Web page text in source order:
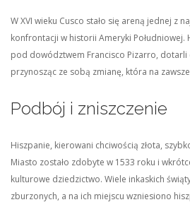
W XVI wieku Cusco stało się areną jednej z
konfrontacji w historii Ameryki Południowej.
pod dowództwem Francisco Pizarro,
przynosząc ze sobą zmianę, która na
Podbój i zniszczenie
Hiszpanie, kierowani chciwością złota,
Miasto zostało zdobyte w 1533 roku i
kulturowe dziedzictwo. Wiele inkaskich
zburzonych, a na ich miejscu wzniesiono